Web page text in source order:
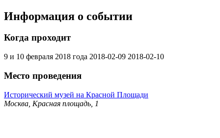
Информация о событии
Когда проходит
9 и 10 февраля 2018 года 2018-02-09 2018-02-10
Место проведения
Исторический музей на Красной Площади
Москва, Красная площадь, 1